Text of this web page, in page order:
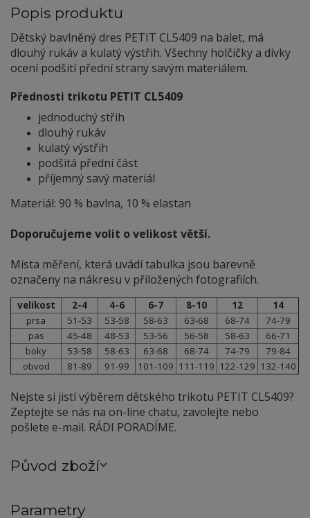
Popis produktu
Dětský bavlněný dres PETIT CL5409 na balet, má
dlouhý rukáv a kulatý výstřih. Všechny holčičky a dívky
ocení podšití přední strany savým materiálem.
Přednosti trikotu PETIT CL5409
jednoduchý střih
dlouhý rukáv
kulatý výstřih
podšitá přední část
příjemný savý materiál
Materiál: 90 % bavlna, 10 % elastan
Doporučujeme volit o velikost větší.
Místa měření, která uvádí tabulka jsou barevně
označeny na nákresu v přiložených fotografiích.
velikost 2-4 4-6 6-7 8-10 12
14
prsa
51-53 53-58 58-63 63-68 68-74
74-79
pas
45-48 48-53 53-56 56-58 58-63
66-71
boky
53-58 58-63 63-68 68-74 74-79
79-84
obvod
81-89 91-99 101-109 111-119 122-129 132-140
Nejste si jistí výběrem dětského trikotu PETIT CL5409?
Zeptejte se nás na on-line chatu, zavolejte nebo
pošlete e-mail. RÁDI PORADÍME.
Původ zboží
Parametry